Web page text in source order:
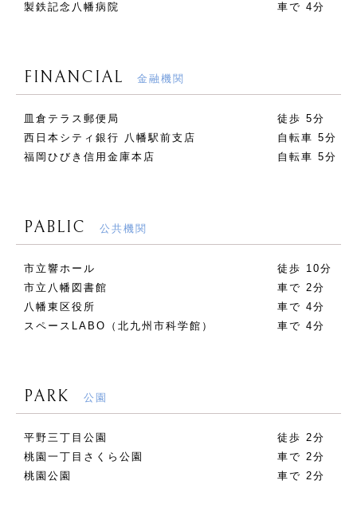
製鉄記念八幡病院
車で 4分
FINANCIAL 金融機関
皿倉テラス郵便局
徒歩 5分
西日本シティ銀行 八幡駅前支店
自転車 5分
福岡ひびき信用金庫本店
自転車 5分
PABLIC 公共機関
市立響ホール
徒歩 10分
市立八幡図書館
車で 2分
八幡東区役所
車で 4分
スペースLABO（北九州市科学館）
車で 4分
PARK 公園
平野三丁目公園
徒歩 2分
桃園一丁目さくら公園
車で 2分
桃園公園
車で 2分